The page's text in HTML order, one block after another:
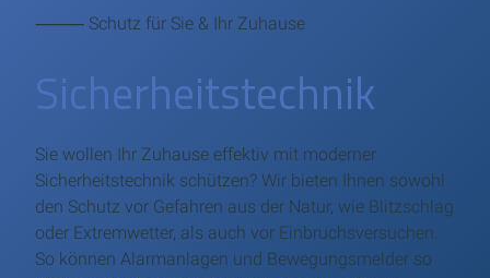
⸻ Schutz für Sie & Ihr Zuhause
Sicherheitstechnik
Sie wollen Ihr Zuhause effektiv mit moderner
Sicherheitstechnik schützen? Wir bieten Ihnen sowohl
den Schutz vor Gefahren aus der Natur, wie Blitzschlag
oder Extremwetter, als auch vor Einbruchsversuchen.
So können Alarmanlagen und Bewegungsmelder so